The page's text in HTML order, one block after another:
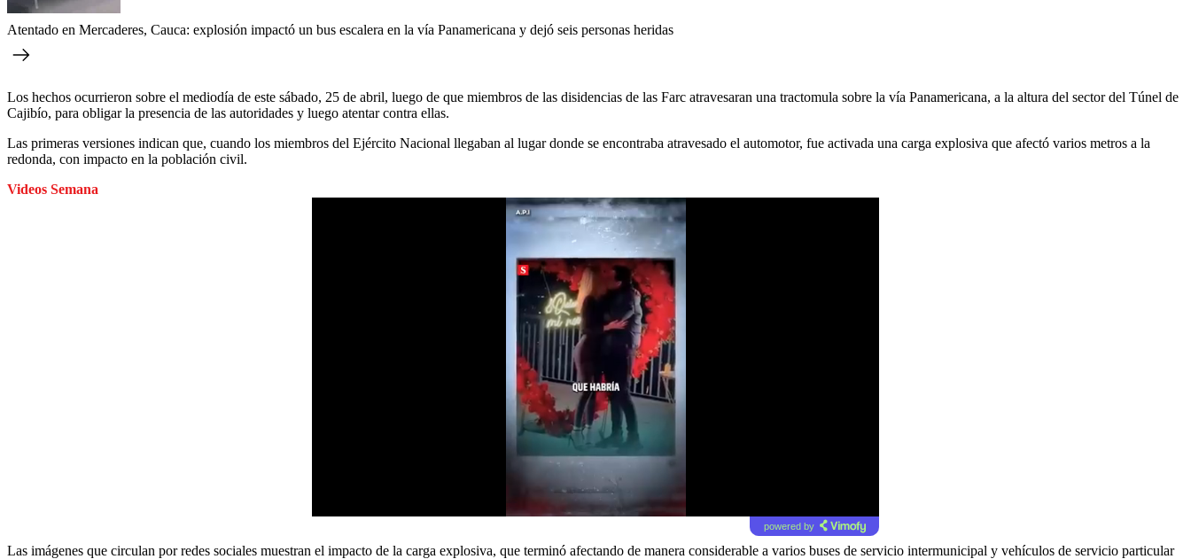
Atentado en Mercaderes, Cauca: explosión impactó un bus escalera en la vía Panamericana y dejó seis personas heridas
Los hechos ocurrieron sobre el mediodía de este sábado, 25 de abril, luego de que miembros de las disidencias de las Farc atravesaran una tractomula sobre la vía Panamericana, a la altura del sector del Túnel de
Cajibío, para obligar la presencia de las autoridades y luego atentar contra ellas.
Las primeras versiones indican que, cuando los miembros del Ejército Nacional llegaban al lugar donde se encontraba atravesado el automotor, fue activada una carga explosiva que afectó varios metros a la
redonda, con impacto en la población civil.
Videos Semana
powered by
Las imágenes que circulan por redes sociales muestran el impacto de la carga explosiva, que terminó afectando de manera considerable a varios buses de servicio intermunicipal y vehículos de servicio particular